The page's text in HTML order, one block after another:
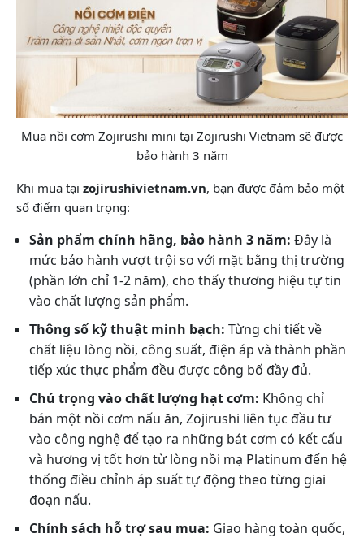
Mua nồi cơm Zojirushi mini tại Zojirushi Vietnam sẽ được
bảo hành 3 năm
Khi mua tại zojirushivietnam.vn, bạn được đảm bảo một
số điểm quan trọng:
Sản phẩm chính hãng, bảo hành 3 năm: Đây là
mức bảo hành vượt trội so với mặt bằng thị trường
(phần lớn chỉ 1-2 năm), cho thấy thương hiệu tự tin
vào chất lượng sản phẩm.
Thông số kỹ thuật minh bạch: Từng chi tiết về
chất liệu lòng nồi, công suất, điện áp và thành phần
tiếp xúc thực phẩm đều được công bố đầy đủ.
Chú trọng vào chất lượng hạt cơm: Không chỉ
bán một nồi cơm nấu ăn, Zojirushi liên tục đầu tư
vào công nghệ để tạo ra những bát cơm có kết cấu
và hương vị tốt hơn từ lòng nồi mạ Platinum đến hệ
thống điều chỉnh áp suất tự động theo từng giai
đoạn nấu.
Chính sách hỗ trợ sau mua: Giao hàng toàn quốc,